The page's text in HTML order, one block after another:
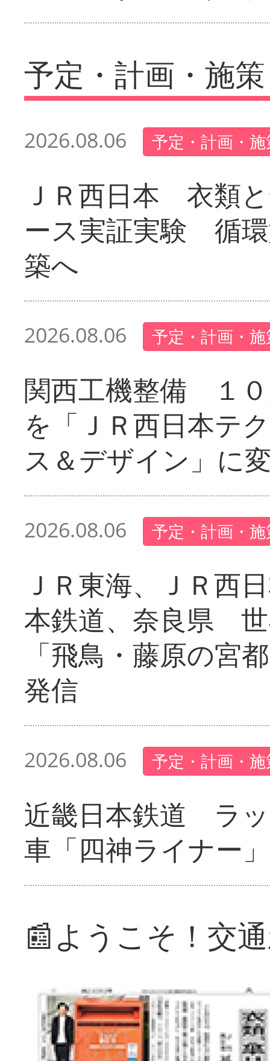
予定・計画・施策
2026.08.06 予定・計画・
ＪＲ西日本 衣類
ース実証実験 循
築へ
2026.08.06 予定・計画・
関西工機整備 １
を「ＪＲ西日本テ
ス＆デザイン」に
2026.08.06 予定・計画・
ＪＲ東海、ＪＲ西
本鉄道、奈良県
「飛鳥・藤原の宮
発信
2026.08.06 予定・計画・
近畿日本鉄道 ラ
車「四神ライナー
📰ようこそ！交